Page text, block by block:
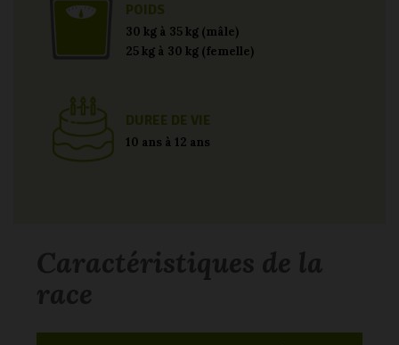
POIDS
30 kg à 35 kg (mâle)
25 kg à 30 kg (femelle)
DUREE DE VIE
10 ans à 12 ans